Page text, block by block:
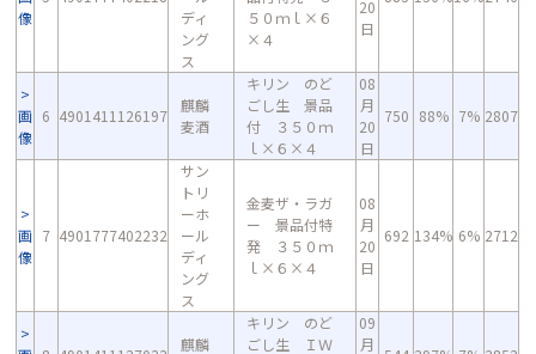
像
ディ
ング
ス
５０ｍｌ×６
×４
20
日
画
像
6 4901411126197
麒麟
麦酒
キリン のど
ごし生 景品
付 ３５０ｍ
ｌ×６×４
08
月
20
日
750 88% 7% 2807
画
像
7 4901777402232
サン
トリ
ーホ
ール
ディ
ング
ス
金麦ザ・ラガ
ー 景品付特
発 ３５０ｍ
ｌ×６×４
08
月
20
日
692 134% 6% 2712
麒麟
キリン のど
ごし生 ＩＷ
09
月